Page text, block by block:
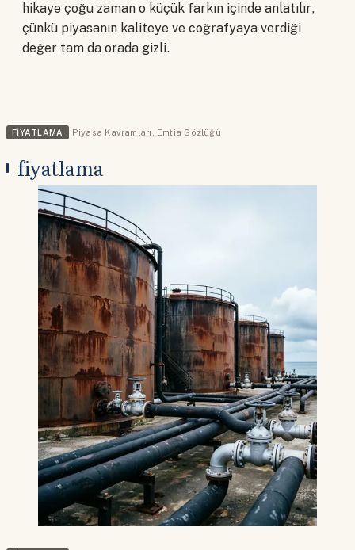
hikaye çoğu zaman o küçük farkın içinde anlatılır,
çünkü piyasanın kaliteye ve coğrafyaya verdiği
değer tam da orada gizli.
FIYATLAMA Piyasa Kavramları , Emtia Sözlüğü
fiyatlama